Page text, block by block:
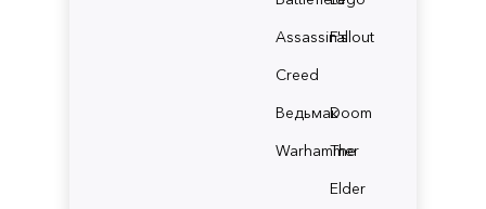
Assassin's
Creed
Fallout
ВедьмакDoom
Warhammer
The
Elder